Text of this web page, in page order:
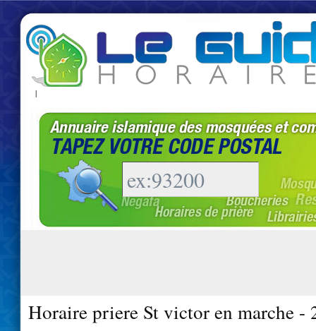
|
Horaire priere St victor en marche -